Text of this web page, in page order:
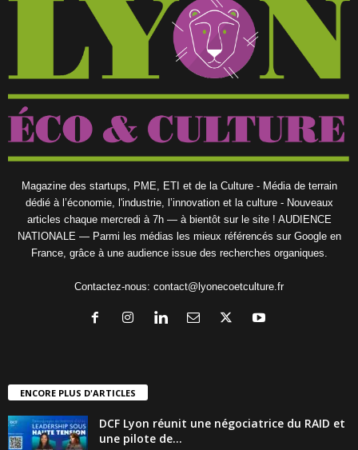
Magazine des startups, PME, ETI et de la Culture - Média de terrain
dédié à l’économie, l'industrie, l’innovation et la culture - Nouveaux
articles chaque mercredi à 7h — à bientôt sur le site ! AUDIENCE
NATIONALE — Parmi les médias les mieux référencés sur Google en
France, grâce à une audience issue des recherches organiques.
Contactez-nous: contact@lyonecoetculture.fr
ENCORE PLUS D'ARTICLES
DCF Lyon réunit une négociatrice du RAID et
une pilote de...